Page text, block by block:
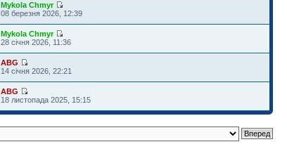
Mykola Chmyr
08 березня 2026, 12:39
Mykola Chmyr
28 січня 2026, 11:36
ABG
14 січня 2026, 22:21
ABG
18 листопада 2025, 15:15